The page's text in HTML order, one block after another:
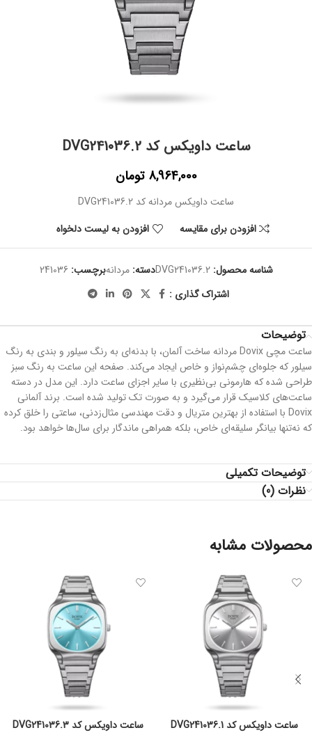
ساعت داویکس کد DVG241036.2
8,964,000 تومان
ساعت داویکس مردانه کد DVG241036.2
افزودن برای مقایسه
افزودن به لیست دلخواه
شناسه محصول:DVG241036.2دسته: مردانهبرچسب: 241036
اشتراک گذاری :
توضیحات
ساعت مچی Dovix مردانه ساخت آلمان، با بدنه‌ای به رنگ سیلور و بندی به رنگ
سیلور که جلوه‌ای چشم‌نواز و خاص ایجاد می‌کند. صفحه این ساعت به رنگ سبز
طراحی شده که هارمونی بی‌نظیری با سایر اجزای ساعت دارد. این مدل در دسته
ساعت‌های کلاسیک قرار می‌گیرد و به صورت تک تولید شده است. برند آلمانی
Dovix با استفاده از بهترین متریال و دقت مهندسی مثال‌زدنی، ساعتی را خلق کرده
که نه‌تنها بیانگر سلیقه‌ای خاص، بلکه همراهی ماندگار برای سال‌ها خواهد بود.
توضیحات تکمیلی
نظرات (0)
محصولات مشابه
ساعت داویکس کد DVG241036.1
ساعت داویکس کد DVG241036.3